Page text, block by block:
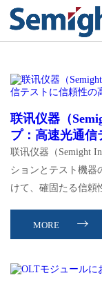
データ通信
联讯仪器（
プ：高速光通信
联讯仪器（Semight
ションとテスト機器
けて、確固たる信頼
MORE